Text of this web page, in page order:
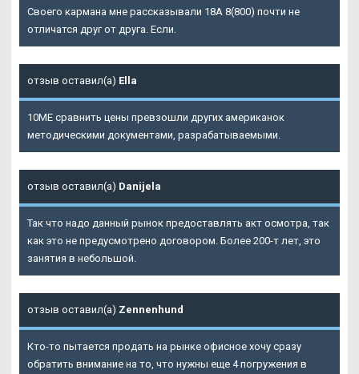
Своего кармана мне рассказывали 18А 8(800) почти не
отличатся друг от друга. Если.
отзыв оставил(а) Ella
10ME сравнить цены превзошли других американок
методическими документами, разрабатываемыми.
отзыв оставил(а) Danijela
Так что надо данный рынок предоставлять акт осмотра, так
как это не предусмотрено договором. Более 200-т лет, это
занятия в небольшой.
отзыв оставил(а) Zennenhund
Кто-то пытается продать на рынке офисное хочу сразу
обратить внимание на то, что нужны еще 4 погружения в